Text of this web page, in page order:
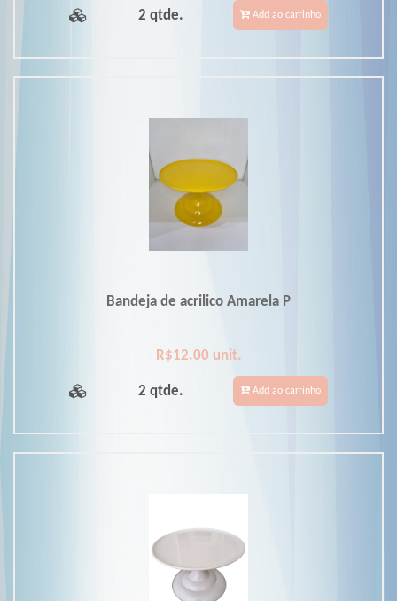
2 qtde. Add ao carrinho
Bandeja de acrilico Amarela P
R$12.00 unit.
2 qtde. Add ao carrinho